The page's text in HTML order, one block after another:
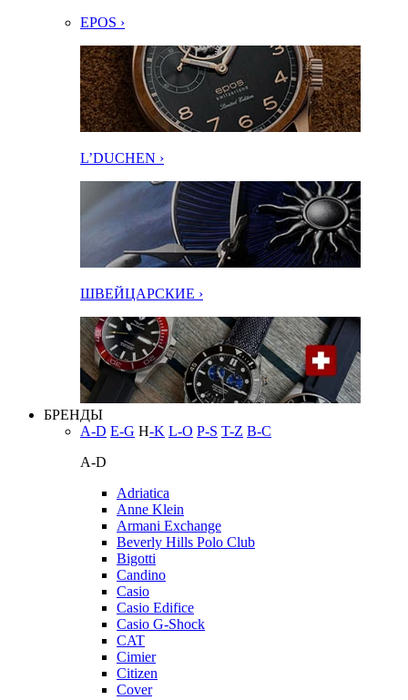
EPOS ›
L’DUCHEN ›
ШВЕЙЦАРСКИЕ ›
БРЕНДЫ
A-D E-G H-K L-O P-S T-Z В-С
A-D
Adriatica
Anne Klein
Armani Exchange
Beverly Hills Polo Club
Bigotti
Candino
Casio
Casio Edifice
Casio G-Shock
CAT
Cimier
Citizen
Cover